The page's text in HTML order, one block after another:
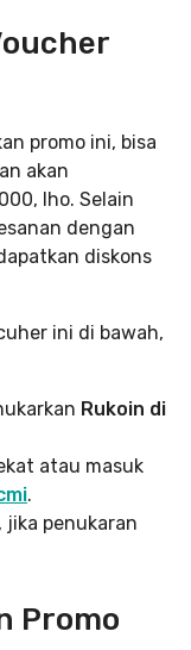
promo ini, bisa
akan
lho. Selain
dengan
diskons
ini di bawah,
Rukoin di
atau masuk
.
jika penukaran
Promo